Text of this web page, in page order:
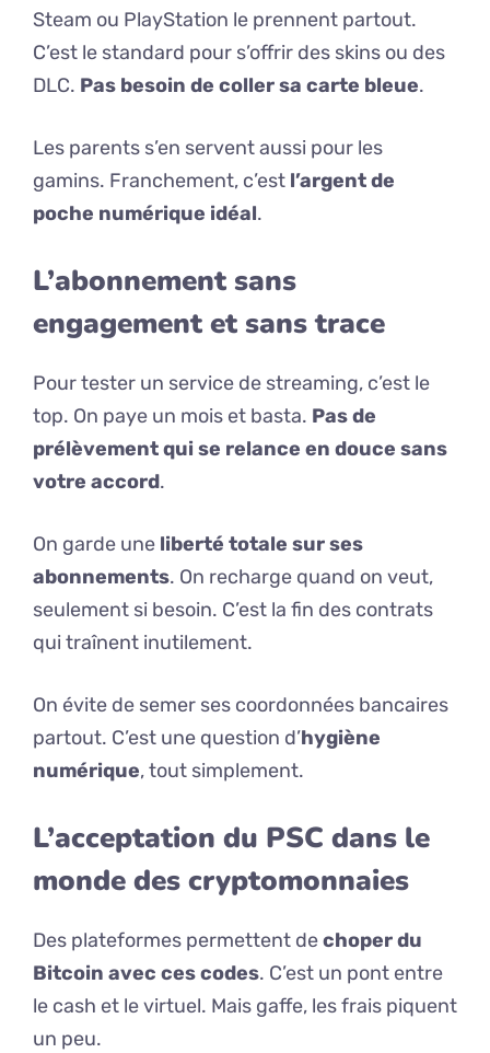
Steam ou PlayStation le prennent partout.
C’est le standard pour s’offrir des skins ou des
DLC. Pas besoin de coller sa carte bleue.
Les parents s’en servent aussi pour les
gamins. Franchement, c’est l’argent de
poche numérique idéal.
L’abonnement sans
engagement et sans trace
Pour tester un service de streaming, c’est le
top. On paye un mois et basta. Pas de
prélèvement qui se relance en douce sans
votre accord.
On garde une liberté totale sur ses
abonnements. On recharge quand on veut,
seulement si besoin. C’est la fin des contrats
qui traînent inutilement.
On évite de semer ses coordonnées bancaires
partout. C’est une question d’hygiène
numérique, tout simplement.
L’acceptation du PSC dans le
monde des cryptomonnaies
Des plateformes permettent dechoper du
Bitcoin avec ces codes. C’est un pont entre
le cash et le virtuel. Mais gaffe, les frais piquent
un peu.